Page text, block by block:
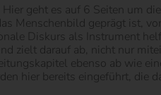
Hier geht es auf 6 Seiten um
Menschenbild geprägt ist,
Diskurs als Instrument
zielt darauf ab, nicht nur
ebenso ab wie
hier bereits eingeführt, die